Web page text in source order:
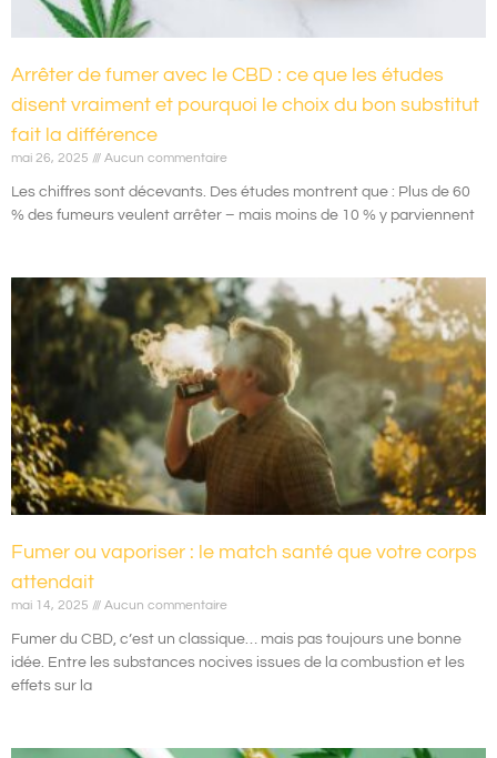
Arrêter de fumer avec le CBD : ce que les études
disent vraiment et pourquoi le choix du bon substitut
fait la différence
mai 26, 2025 Aucun commentaire
Les chiffres sont décevants. Des études montrent que : Plus de 60
% des fumeurs veulent arrêter – mais moins de 10 % y parviennent
Fumer ou vaporiser : le match santé que votre corps
attendait
mai 14, 2025 Aucun commentaire
Fumer du CBD, c’est un classique… mais pas toujours une bonne
idée. Entre les substances nocives issues de la combustion et les
effets sur la